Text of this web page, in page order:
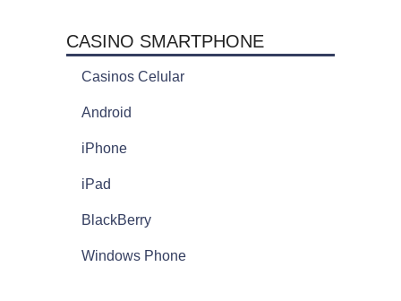
CASINO SMARTPHONE
Casinos Celular
Android
iPhone
iPad
BlackBerry
Windows Phone